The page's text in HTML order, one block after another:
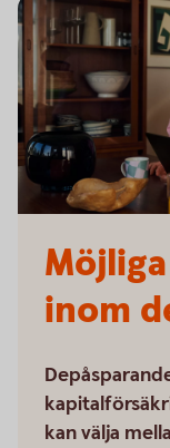
inom
kan välja